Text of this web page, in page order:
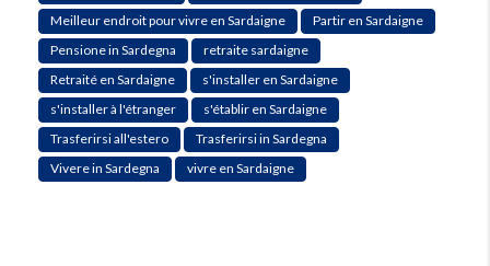
Meilleur endroit pour vivre en Sardaigne
Partir en Sardaigne
Pensione in Sardegna
retraite sardaigne
Retraité en Sardaigne
s'installer en Sardaigne
s'installer à l'étranger
s'établir en Sardaigne
Trasferirsi all'estero
Trasferirsi in Sardegna
Vivere in Sardegna
vivre en Sardaigne